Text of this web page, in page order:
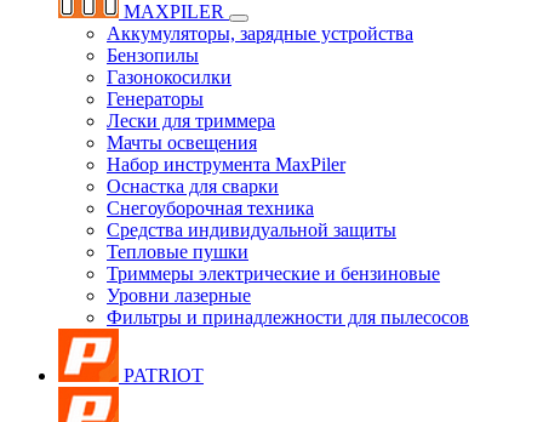
MAXPILER
Аккумуляторы, зарядные устройства
Бензопилы
Газонокосилки
Генераторы
Лески для триммера
Мачты освещения
Набор инструмента MaxPiler
Оснастка для сварки
Снегоуборочная техника
Средства индивидуальной защиты
Тепловые пушки
Триммеры электрические и бензиновые
Уровни лазерные
Фильтры и принадлежности для пылесосов
PATRIOT